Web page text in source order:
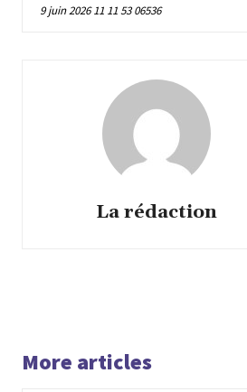
9 juin 2026 11 11 53 06536
La rédaction
More articles